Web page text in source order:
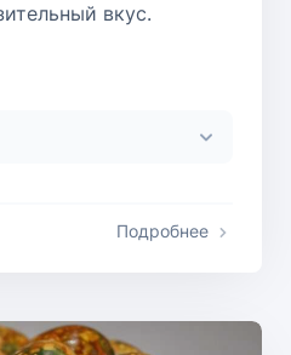
вкус.
Подробнее